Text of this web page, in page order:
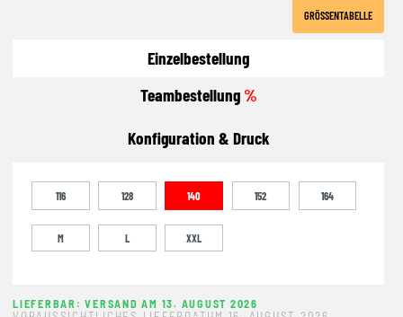
GRÖSSENTABELLE
Einzelbestellung
Teambestellung%
Konfiguration & Druck
116 128 140 152 164
M L XXL
LIEFERBAR: VERSAND AM 13. AUGUST 2026